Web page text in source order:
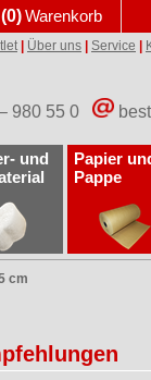
Über uns Service
980 55 0
(0)Warenkorb
und
Papier
Pappe
cm